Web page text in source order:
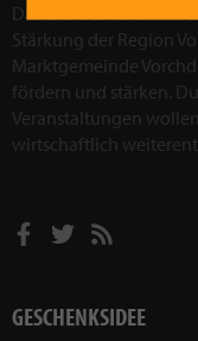
Das Ziel des
Stärkung der Region
Marktgemeinde
fördern und stärken.
Veranstaltungen
wirtschaftlich
GESCHENKSIDEE